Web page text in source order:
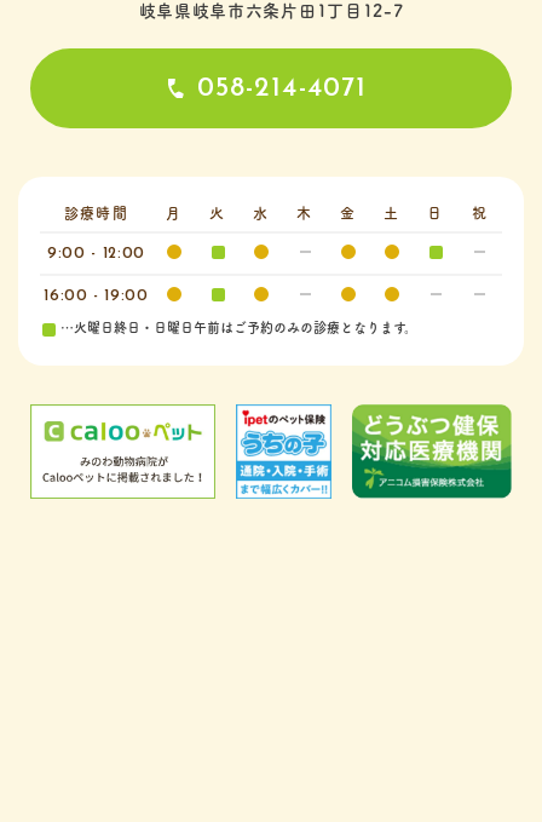
岐阜県岐阜市六条片田1丁目12-7
058-214-4071
診療時間 月 火 水 木 金 土 日 祝
9:00 - 12:00
16:00 - 19:00
…火曜日終日・日曜日午前はご予約のみの診療となります。